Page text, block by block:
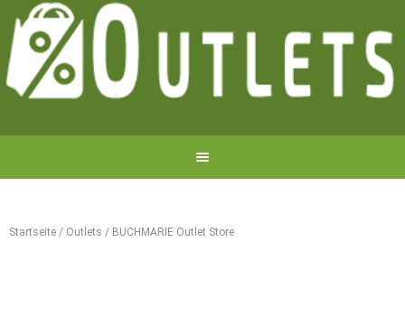
Startseite / Outlets / BUCHMARIE Outlet Store